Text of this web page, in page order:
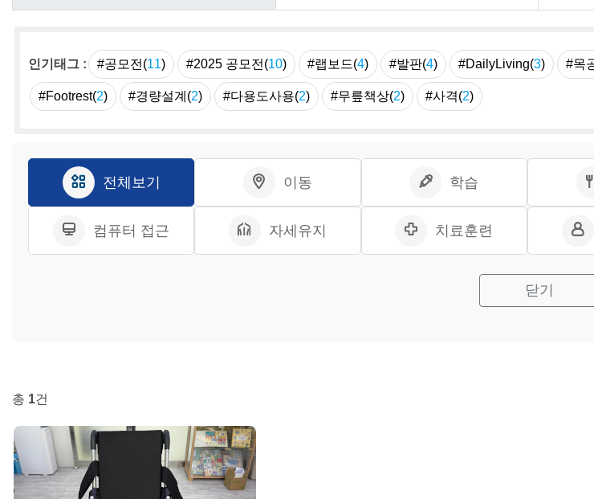
인기태그 : #공모전(11) #2025 공모전(10) #랩보드(4) #발판(4) #DailyLiving(3) #목
#Footrest(2) #경량설계(2) #다용도사용(2) #무릎책상(2) #사격(2)
전체보기 이동 학습
컴퓨터 접근 자세유지 치료훈련
닫기
총 1건